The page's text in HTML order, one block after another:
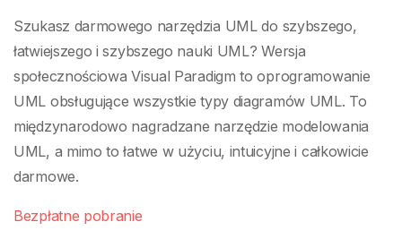
Szukasz darmowego narzędzia UML do szybszego,
łatwiejszego i szybszego nauki UML? Wersja
społecznościowa Visual Paradigm to oprogramowanie
UML obsługujące wszystkie typy diagramów UML. To
międzynarodowo nagradzane narzędzie modelowania
UML, a mimo to łatwe w użyciu, intuicyjne i całkowicie
darmowe.
Bezpłatne pobranie